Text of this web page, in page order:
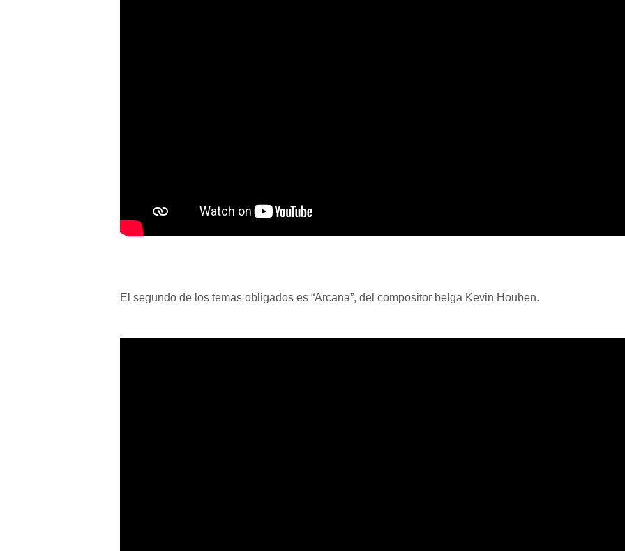
El segundo de los temas obligados es “Arcana”, del compositor belga Kevin Houben.